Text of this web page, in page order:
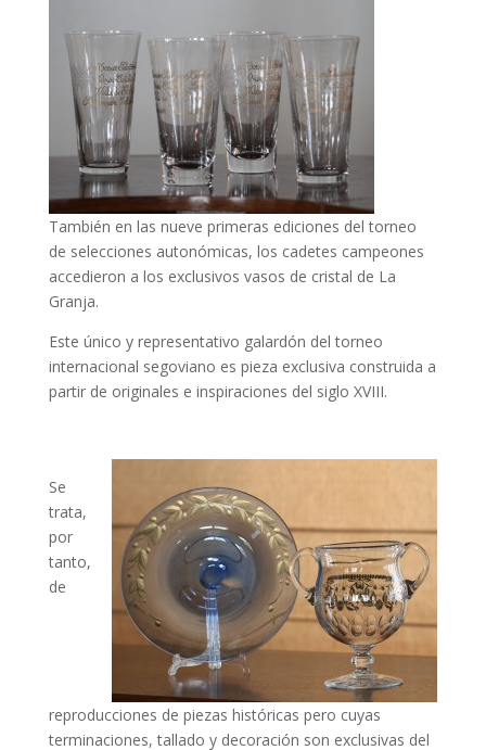
También en las nueve primeras ediciones del torneo
de selecciones autonómicas, los cadetes campeones
accedieron a los exclusivos vasos de cristal de La
Granja.
Este único y representativo galardón del torneo
internacional segoviano es pieza exclusiva construida a
partir de originales e inspiraciones del siglo XVIII.
Se
trata,
por
tanto,
de
reproducciones de piezas históricas pero cuyas
terminaciones, tallado y decoración son exclusivas del